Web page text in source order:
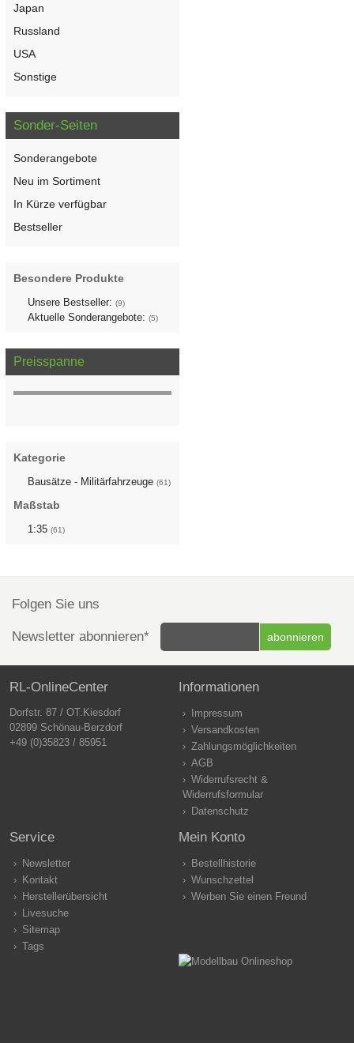
Japan
Russland
USA
Sonstige
Sonder-Seiten
Sonderangebote
Neu im Sortiment
In Kürze verfügbar
Bestseller
Besondere Produkte
Unsere Bestseller: (9)
Aktuelle Sonderangebote: (5)
Preisspanne
Kategorie
Bausätze - Militärfahrzeuge (61)
Maßstab
1:35 (61)
Folgen Sie uns
Newsletter abonnieren*
RL-OnlineCenter
Dorfstr. 87 / OT.Kiesdorf
02899 Schönau-Berzdorf
+49 (0)35823 / 85951
Informationen
Impressum
Versandkosten
Zahlungsmöglichkeiten
AGB
Widerrufsrecht &
Widerrufsformular
Datenschutz
Service
Newsletter
Kontakt
Herstellerübersicht
Livesuche
Sitemap
Tags
Mein Konto
Bestellhistorie
Wunschzettel
Werben Sie einen Freund